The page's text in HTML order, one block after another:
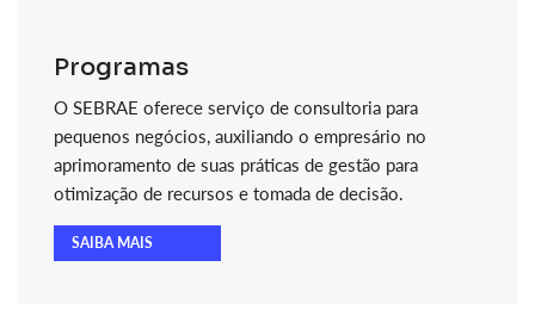
Programas
O SEBRAE oferece serviço de consultoria para
pequenos negócios, auxiliando o empresário no
aprimoramento de suas práticas de gestão para
otimização de recursos e tomada de decisão.
SAIBA MAIS